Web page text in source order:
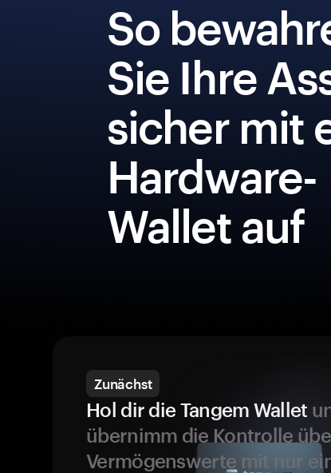
So
Sie Ihre
sicher mit
Hardware-
Wallet auf
Zunächst
Hol dir die Tangem Wallet
übernimm die Kontrolle
Vermögenswerte mit nur